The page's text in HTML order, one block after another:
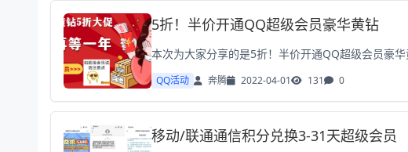
5折！半价开通QQ超级会员豪华黄钻
QQ活动 奔腾 2022-04-01 131 0
移动/联通通信积分兑换3-31天超级会员